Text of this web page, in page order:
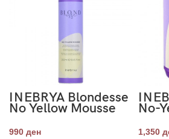
INEBRYA Blondesse
No Yellow Mousse
Treatment 250ml
990 ден
No-
1,350